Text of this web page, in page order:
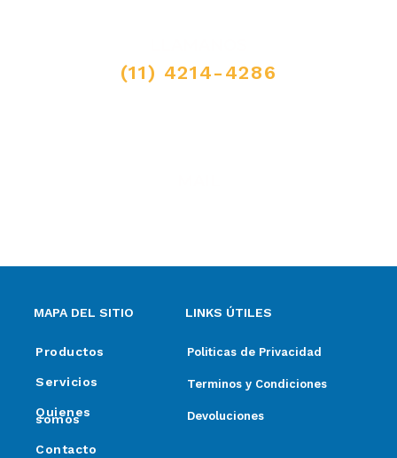
(11) 4214-4286
MAPA DEL SITIO
Productos
Servicios
Quienes
somos
Contacto
LINKS ÚTILES
Politicas de Privacidad
Terminos y Condiciones
Devoluciones